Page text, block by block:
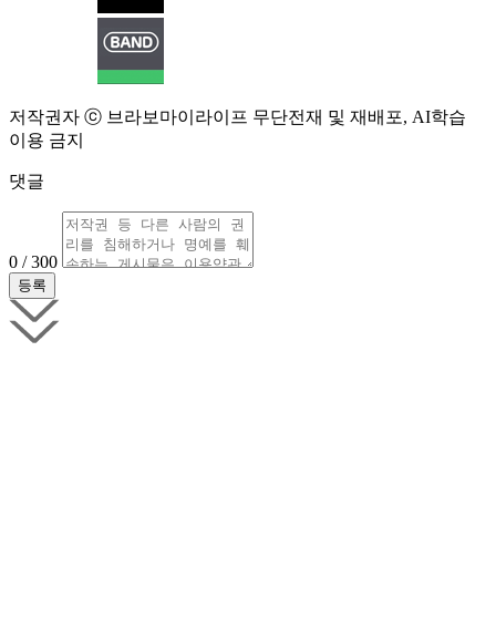
저작권자 ⓒ 브라보마이라이프 무단전재 및 재배포, AI학습
이용 금지
댓글
0 / 300